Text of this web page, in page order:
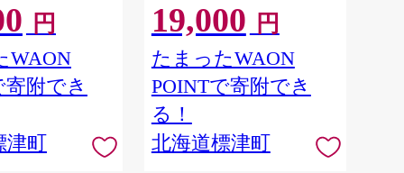
ック ソーセー
インナー フラ
子供 子ども
品 肉 加工品
ント 北海道 標
円
WAON
寄附でき
津町
19,000 円
たまったWAON
POINTで寄附でき
る！
北海道標津町